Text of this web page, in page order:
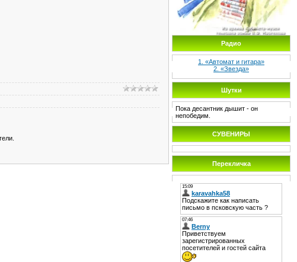
Радио
1. «Автомат и гитара»
2. «Звезда»
Шутки
Пока десантник дышит - он
непобедим.
СУВЕНИРЫ
Перекличка